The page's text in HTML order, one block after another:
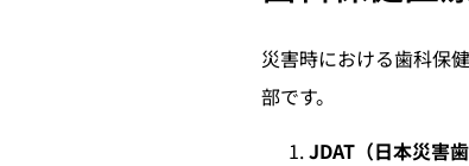
災害時における歯科保
部です。
JDAT（日本災害